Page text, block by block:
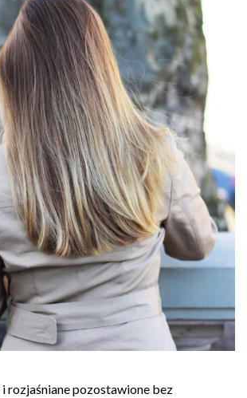
rozjaśniane pozostawione bez